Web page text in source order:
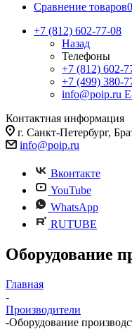
Сравнение товаров0
+7 (812) 602-77-08
Назад
Телефоны
+7 (812) 602-
+7 (499) 380-
info@poip.ru
Контактная информация
г. Санкт-Петербург,
info@poip.ru
Вконтакте
YouTube
WhatsApp
RUTUBE
Оборудование
Главная
-
Производители
-Оборудование